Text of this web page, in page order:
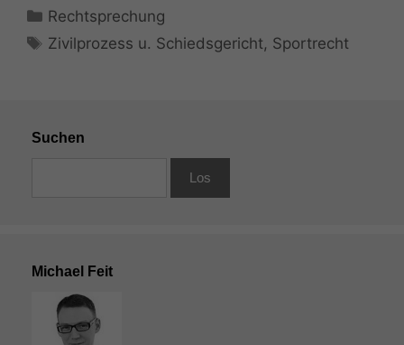
Kategorien
Rechtsprechung
Schlagwörter
Zivilprozess u. Schiedsgericht, Sportrecht
Suchen
Michael Feit